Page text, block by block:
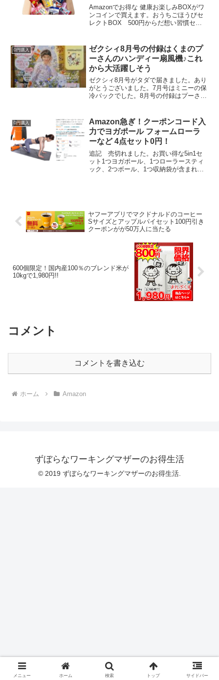
Amazonでお得な 健康お楽しみBOXがワ
ンコインで買えます。おうちごほうびセ
レクトBOX 500円からだ想い習慣セレ
円分が自動で割引されるので0...
0円購入
ゼクシィ8月号の付録はくまのプ
ーさんのハンディー扇風機♪これ
から大活躍しそう
ゼクシィ8月号がタダで届きました。あり
がとうございました。7月号はミニーの保
冷バックでした。8月号の付録はプーさん
っていかれました。Amazonで300円で買
えます。...
0円購入
Amazon急ぎ！クーポンコード入
力でヨガポール フォームローラ
ーなど 4点セット0円！
追記 売切れました。お買い得な5in1セ
ット1つヨガポール、1つローラースティ
ック、2つボール、1つ収納袋が含まれて
ヤフーアプリでマクドナルドのコーヒー
Sサイズとアップルパイセット100円引き
クーポンがが50万人に当たる
600個限定！国内産100％のブレンド米が
10kgで1,980円!!
コメント
コメントを書き込む
ホーム Amazon
ずぼらなワーキングマザーのお得生活
© 2019 ずぼらなワーキングマザーのお得生活.
メニュー ホーム 検索 トップ サイドバー